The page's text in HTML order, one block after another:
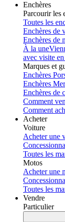
Enchères
Parcourir les
Toutes les
Enchères de
Enchères de
À la une
avec visite
Marques et
Enchères
Enchères
Enchères de
Comment
Comment
Acheter
Voiture
Acheter une
Toutes les
Motos
Acheter une
Toutes les
Vendre
Particulier